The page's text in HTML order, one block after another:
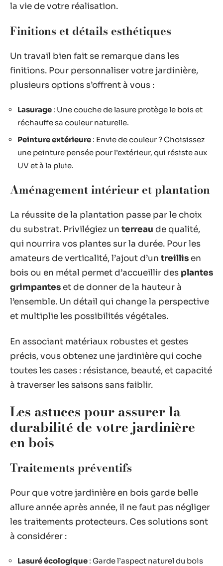
la vie de votre réalisation.
Finitions et détails esthétiques
Un travail bien fait se remarque dans les
finitions. Pour personnaliser votre jardinière,
plusieurs options s’offrent à vous :
Lasurage : Une couche de lasure protège le bois et
réchauffe sa couleur naturelle.
Peinture extérieure : Envie de couleur ? Choisissez
une peinture pensée pour l’extérieur, qui résiste aux
UV et à la pluie.
Aménagement intérieur et plantation
La réussite de la plantation passe par le choix
du substrat. Privilégiez un terreau de qualité,
qui nourrira vos plantes sur la durée. Pour les
amateurs de verticalité, l’ajout d’un treillis en
bois ou en métal permet d’accueillir des plantes
grimpantes et de donner de la hauteur à
l’ensemble. Un détail qui change la perspective
et multiplie les possibilités végétales.
En associant matériaux robustes et gestes
précis, vous obtenez une jardinière qui coche
toutes les cases : résistance, beauté, et capacité
à traverser les saisons sans faiblir.
Les astuces pour assurer la
durabilité de votre jardinière
en bois
Traitements préventifs
Pour que votre jardinière en bois garde belle
allure année après année, il ne faut pas négliger
les traitements protecteurs. Ces solutions sont
à considérer :
Lasuré écologique : Garde l’aspect naturel du bois